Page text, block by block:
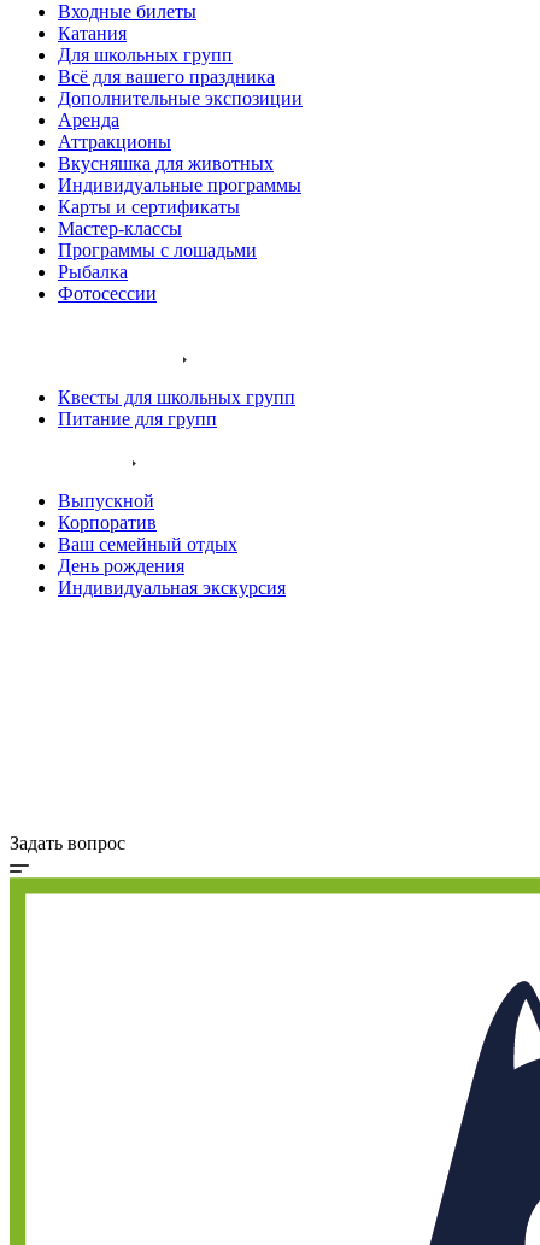
Входные билеты
Катания
Для школьных групп
Всё для вашего праздника
Дополнительные экспозиции
Аренда
Аттракционы
Вкусняшка для животных
Индивидуальные программы
Карты и сертификаты
Мастер-классы
Программы с лошадьми
Рыбалка
Фотосессии
Квесты для школьных групп
Питание для групп
Выпускной
Корпоратив
Ваш семейный отдых
День рождения
Индивидуальная экскурсия
Задать вопрос